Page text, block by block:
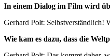
In einem Dialog im Film wird
Gerhard Polt: Selbstverständlich!
Wie kam es dazu, dass die